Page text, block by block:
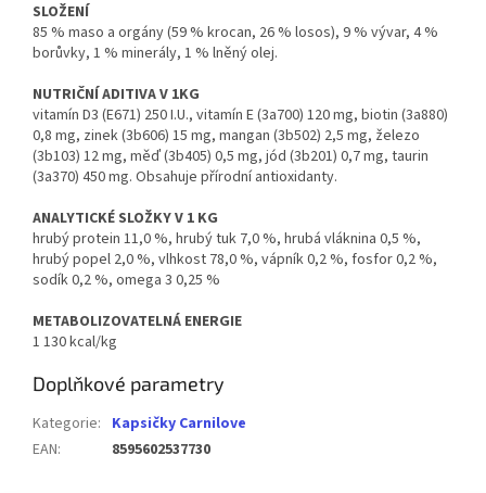
SLOŽENÍ
85 % maso a orgány (59 % krocan, 26 % losos), 9 % vývar, 4 %
borůvky, 1 % minerály, 1 % lněný olej.
NUTRIČNÍ ADITIVA V 1KG
vitamín D3 (E671) 250 I.U., vitamín E (3a700) 120 mg, biotin (3a880)
0,8 mg, zinek (3b606) 15 mg, mangan (3b502) 2,5 mg, železo
(3b103) 12 mg, měď (3b405) 0,5 mg, jód (3b201) 0,7 mg, taurin
(3a370) 450 mg. Obsahuje přírodní antioxidanty.
ANALYTICKÉ SLOŽKY V 1 KG
hrubý protein 11,0 %, hrubý tuk 7,0 %, hrubá vláknina 0,5 %,
hrubý popel 2,0 %, vlhkost 78,0 %, vápník 0,2 %, fosfor 0,2 %,
sodík 0,2 %, omega 3 0,25 %
METABOLIZOVATELNÁ ENERGIE
1 130 kcal/kg
Doplňkové parametry
Kategorie: Kapsičky Carnilove
EAN: 8595602537730